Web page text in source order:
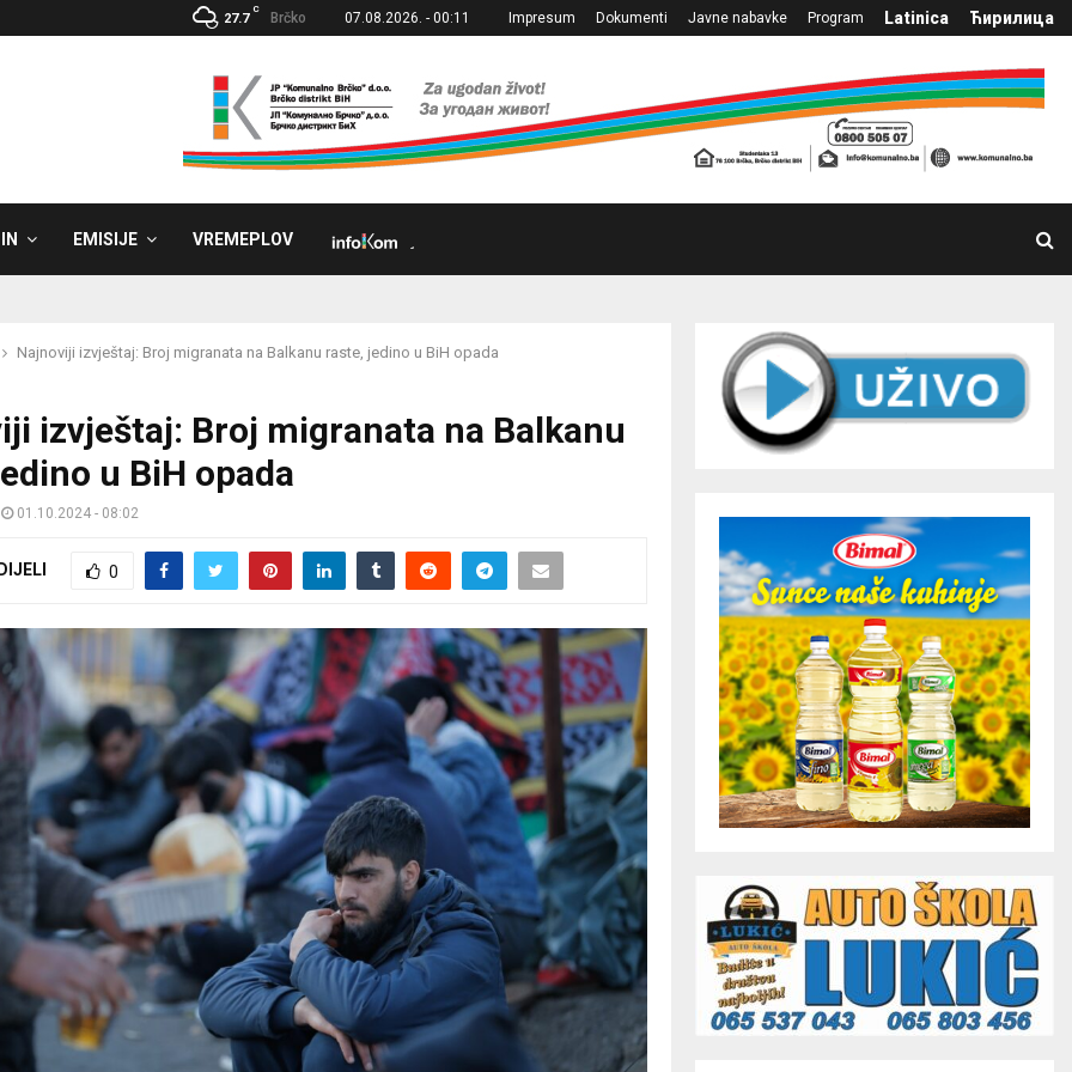
27.7
C
Brčko 07.08.2026. - 00:11 Impresum Dokumenti Javne nabavke Program Latinica Ћирилица
EMISIJE VREMEPLOV
Najnoviji izvještaj: Broj migranata na Balkanu raste, jedino u BiH opada
izvještaj: Broj migranata na Balkanu
u BiH opada
01.10.2024 - 08:02
0